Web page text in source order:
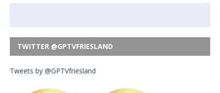
TWITTER @GPTVFRIESLAND
Tweets by @GPTVfriesland